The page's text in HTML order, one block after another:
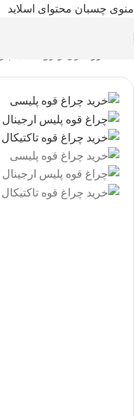
منوی چسبان محتوای اسلاید